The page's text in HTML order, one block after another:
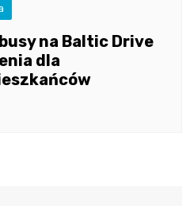
na Baltic Drive
dla